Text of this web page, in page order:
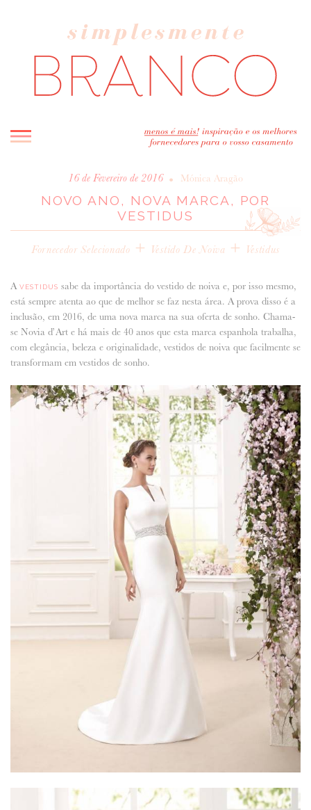
INICIO
BLOG
MELHOR INSPIRAÇÃO
ENTREVISTAS
CASAVA-ME AQUI!
FORNECEDORES RECOMENDADOS
ANUNCIE CONNOSCO
16 de Fevereiro de 2016 • Mónica Aragão
NOVO ANO, NOVA MARCA, POR
VESTIDUS
Fornecedor Selecionado + Vestido De Noiva + Vestidus
A VESTIDUS sabe da importância do vestido de noiva e, por isso mesmo,
está sempre atenta ao que de melhor se faz nesta área. A prova disso é a
inclusão, em 2016, de uma nova marca na sua oferta de sonho. Chama-
se Novia d’Art e há mais de 40 anos que esta marca espanhola trabalha,
com elegância, beleza e originalidade, vestidos de noiva que facilmente se
transformam em vestidos de sonho.